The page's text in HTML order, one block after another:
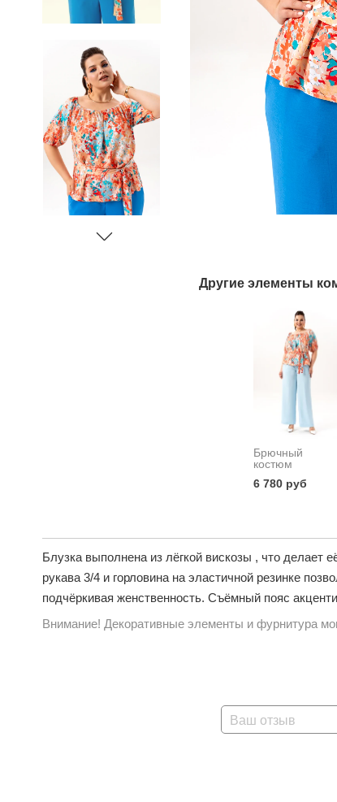
Другие элементы
Брючный
костюм
6 780 руб
Блузка выполнена из лёгкой вискозы , что делает
рукава 3/4 и горловина на эластичной резинке
подчёркивая женственность. Съёмный пояс
Внимание! Декоративные элементы и фурнитура
Ваш отзыв